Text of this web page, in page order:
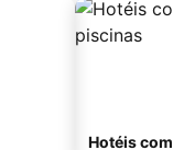
Hotéis